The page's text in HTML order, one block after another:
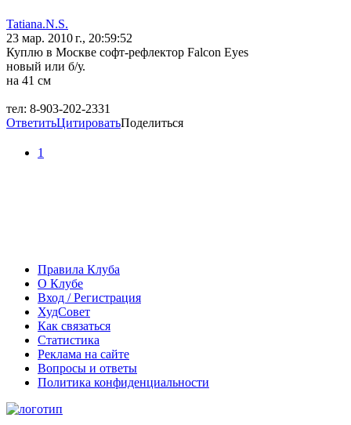
Tatiana.N.S.
23 мар. 2010 г., 20:59:52
Куплю в Москве софт-рефлектор Falcon Eyes
новый или б/у.
на 41 см
тел: 8-903-202-2331
ОтветитьЦитироватьПоделиться
1
Правила Клуба
О Клубе
Вход / Регистрация
ХудСовет
Как связаться
Статистика
Реклама на сайте
Вопросы и ответы
Политика конфиденциальности